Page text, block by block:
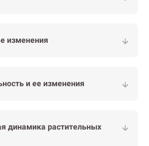
изменения
и ее изменения
динамика растительных